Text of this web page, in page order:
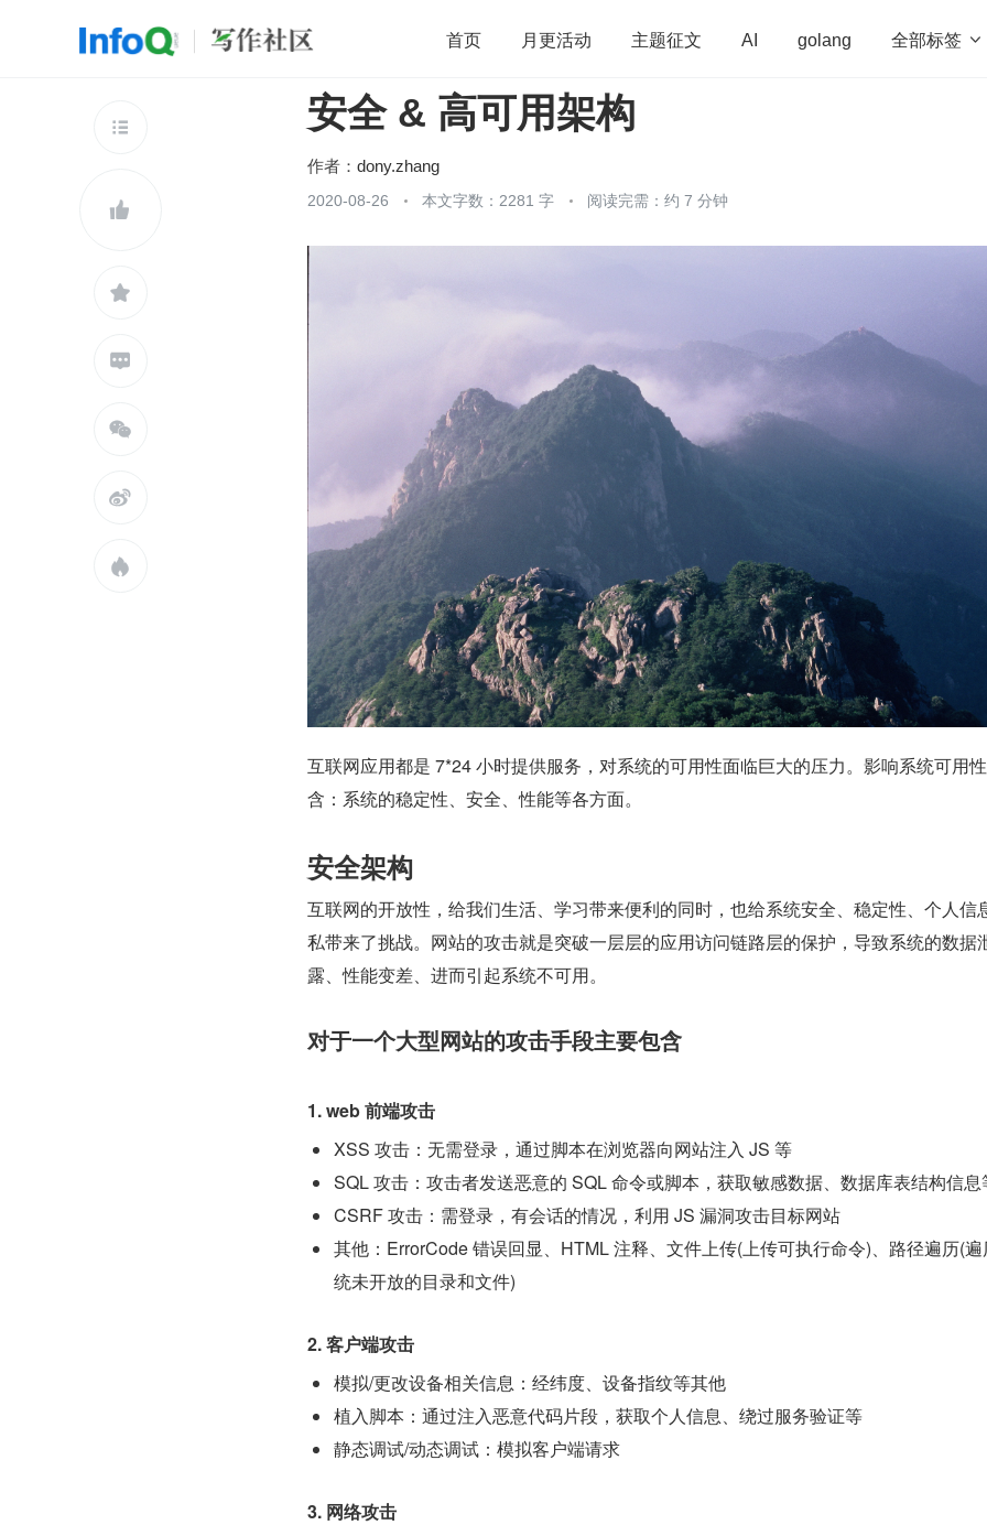
首页 月更活动 主题征文 AI golang 全部标签 
开源 架构 OpenHarmony
查看更多







安全 & 高可用架构
作者： dony.zhang
2020-08-26 本文字数：2281 字 阅读完需：约 7 分钟
互联网应用都是 7*24 小时提供服务，对系统的可用性面临巨大的压力。影响系统可用
含：系统的稳定性、安全、性能等各方面。
安全架构
互联网的开放性，给我们生活、学习带来便利的同时，也给系统安全、稳定性、个人信
私带来了挑战。网站的攻击就是突破一层层的应用访问链路层的保护，导致系统的数据
露、性能变差、进而引起系统不可用。
对于一个大型网站的攻击手段主要包含
1. web 前端攻击
XSS 攻击：无需登录，通过脚本在浏览器向网站注入 JS 等
SQL 攻击：攻击者发送恶意的 SQL 命令或脚本，获取敏感数据、数据库表结构信息
CSRF 攻击：需登录，有会话的情况，利用 JS 漏洞攻击目标网站
其他：ErrorCode 错误回显、HTML 注释、文件上传(上传可执行命令)、路径遍历(
统未开放的目录和文件)
2. 客户端攻击
模拟/更改设备相关信息：经纬度、设备指纹等其他
植入脚本：通过注入恶意代码片段，获取个人信息、绕过服务验证等
静态调试/动态调试：模拟客户端请求
3. 网络攻击